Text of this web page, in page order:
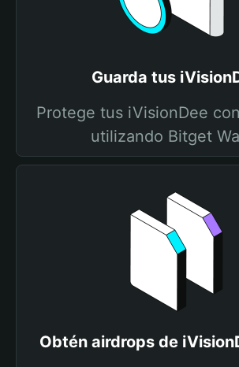
Guarda tus
Protege tus iVisionDee
utilizando Bitget
Obtén airdrops de